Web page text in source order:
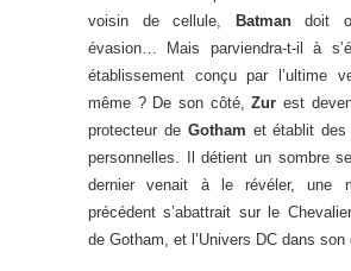
voisin de cellule,
Batmandoit
évasion… Mais parviendra-t-il à
établissement conçu par l’ultime
même ? De son côté,Zur est
protecteur de Gotham et établit des
personnelles. Il détient un sombre
dernier venait à le révéler, une
précédent s’abattrait sur le
de Gotham, et l’Univers DC dans son